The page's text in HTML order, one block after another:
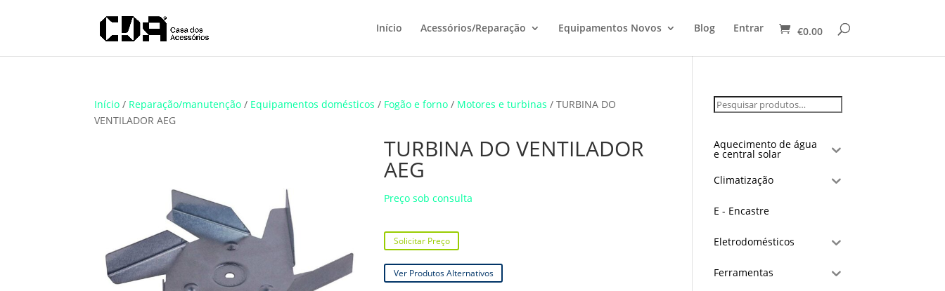
Translate
Início Acessórios/Reparação Equipamentos Novos Blog Entrar €0.00
Início / Reparação/manutenção / Equipamentos domésticos / Fogão e forno / Motores e turbinas / TURBINA DO
VENTILADOR AEG
TURBINA DO VENTILADOR
AEG
Preço sob consulta
Solicitar Preço
Ver Produtos Alternativos
Aquecimento de água
e central solar
Climatização
E - Encastre
Eletrodomésticos
Ferramentas